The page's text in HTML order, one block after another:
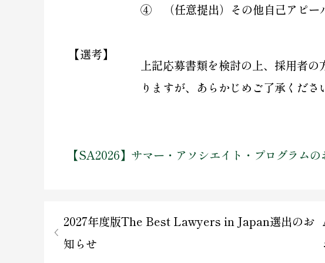
④ （任意提出）その他自己アピー
【選考】
上記応募書類を検討の上、採用者
りますが、あらかじめご了承くだ
【SA2026】サマー・アソシエイト・プログラムの
2027年度版The Best Lawyers in Japan選出のお
知らせ